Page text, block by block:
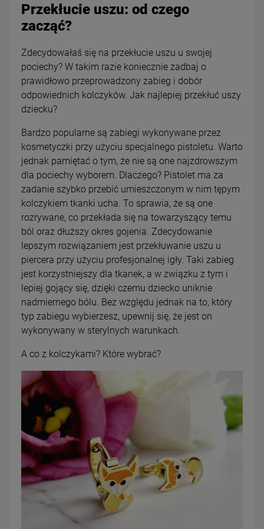
Przekłucie uszu: od czego
zacząć?
Zdecydowałaś się na przekłucie uszu u swojej
pociechy? W takim razie koniecznie zadbaj o
prawidłowo przeprowadzony zabieg i dobór
odpowiednich kolczyków. Jak najlepiej przekłuć uszy
dziecku?
Bardzo popularne są zabiegi wykonywane przez
kosmetyczki przy użyciu specjalnego pistoletu. Warto
jednak pamiętać o tym, że nie są one najzdrowszym
dla pociechy wyborem. Dlaczego? Pistolet ma za
zadanie szybko przebić umieszczonym w nim tępym
kolczykiem tkanki ucha. To sprawia, że są one
rozrywane, co przekłada się na towarzyszący temu
ból oraz dłuższy okres gojenia. Zdecydowanie
lepszym rozwiązaniem jest przekłuwanie uszu u
piercera przy użyciu profesjonalnej igły. Taki zabieg
jest korzystniejszy dla tkanek, a w związku z tym i
lepiej gojący się, dzięki czemu dziecko uniknie
nadmiernego bólu. Bez względu jednak na to, który
typ zabiegu wybierzesz, upewnij się, że jest on
wykonywany w sterylnych warunkach.
A co z kolczykami? Które wybrać?